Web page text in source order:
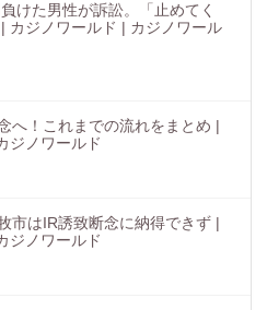
けた男性が訴訟。「止めてく
カジノワールド | カジノワール
へ！これまでの流れをまとめ |
ジノワールド
市はIR誘致断念に納得できず |
ジノワールド